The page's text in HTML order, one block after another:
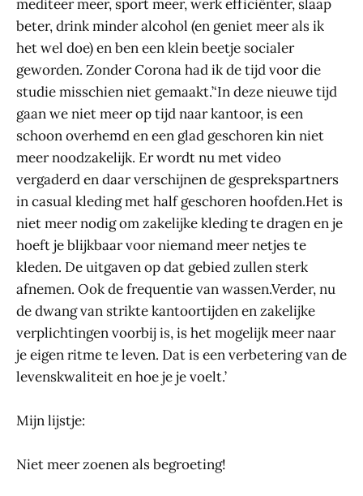
mediteer meer, sport meer, werk efficiënter, slaap
beter, drink minder alcohol (en geniet meer als ik
het wel doe) en ben een klein beetje socialer
geworden. Zonder Corona had ik de tijd voor die
studie misschien niet gemaakt.’‘In deze nieuwe tijd
gaan we niet meer op tijd naar kantoor, is een
schoon overhemd en een glad geschoren kin niet
meer noodzakelijk. Er wordt nu met video
vergaderd en daar verschijnen de gesprekspartners
in casual kleding met half geschoren hoofden.Het is
niet meer nodig om zakelijke kleding te dragen en je
hoeft je blijkbaar voor niemand meer netjes te
kleden. De uitgaven op dat gebied zullen sterk
afnemen. Ook de frequentie van wassen.Verder, nu
de dwang van strikte kantoortijden en zakelijke
verplichtingen voorbij is, is het mogelijk meer naar
je eigen ritme te leven. Dat is een verbetering van de
levenskwaliteit en hoe je je voelt.’
Mijn lijstje:
Niet meer zoenen als begroeting!